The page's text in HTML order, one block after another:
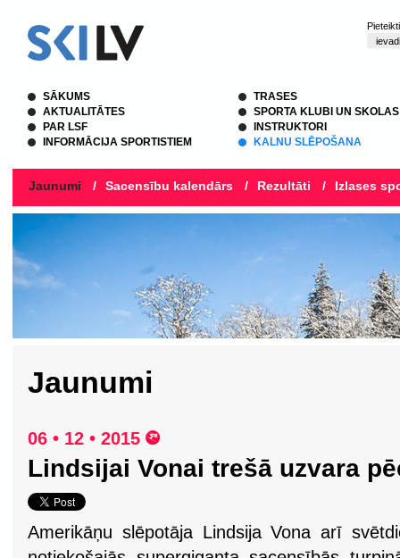
SĀKUMS
AKTUALITĀTES
PAR LSF
INFORMĀCIJA SPORTISTIEM
TRASES
SPORTA KLUBI UN SKOLAS
INSTRUKTORI
KALNU SLĒPOŠANA
Jaunumi / Sacensību kalendārs / Rezultāti / Izlases
Jaunumi
06 • 12 • 2015
Lindsijai Vonai trešā uzvara
Amerikāņu slēpotāja Lindsija Vona arī